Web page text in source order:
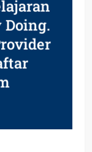
Doing.